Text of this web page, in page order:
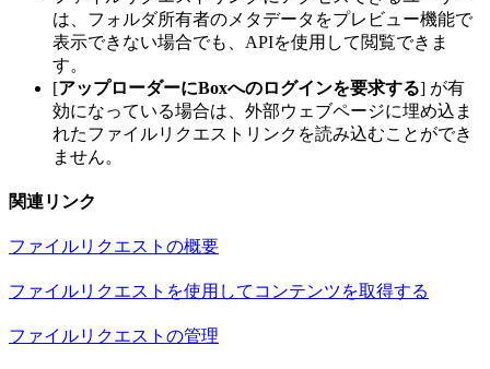
は、フォルダ所有者のメタデータをプレビュー機能で
表示できない場合でも、APIを使用して閲覧できま
す。
[アップローダーにBoxへのログインを要求する] が有
効になっている場合は、外部ウェブページに埋め込ま
れたファイルリクエストリンクを読み込むことができ
ません。
関連リンク
ファイルリクエストの概要
ファイルリクエストを使用してコンテンツを取得する
ファイルリクエストの管理